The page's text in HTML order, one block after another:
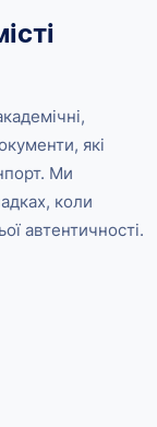
які
Ми
коли
автентичності.